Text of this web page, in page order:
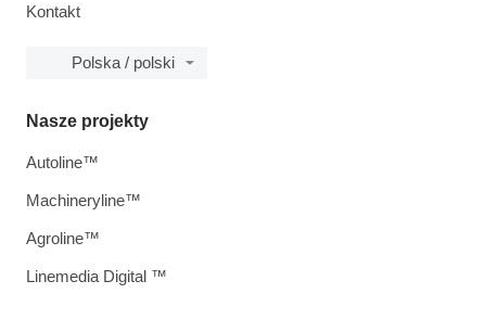
Kontakt
Polska / polski
Nasze projekty
Autoline™
Machineryline™
Agroline™
Linemedia Digital ™